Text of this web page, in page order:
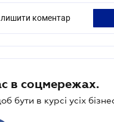
коментар
в соцмережах.
бути в курсі усіх